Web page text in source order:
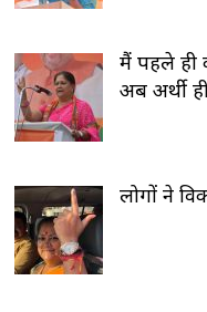
मैं पहले ही
अब अर्थी
लोगों ने